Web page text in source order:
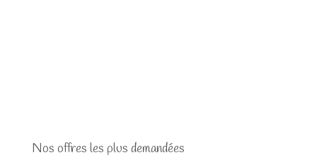
Nos offres les plus demandées